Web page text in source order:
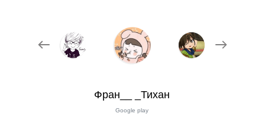
Фран__ _Тихан
Google play